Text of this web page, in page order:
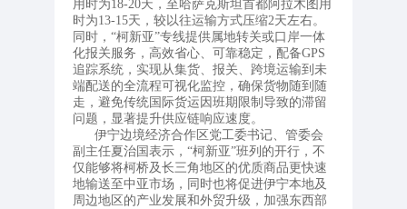
用时为18-20天，至哈萨克斯坦首都阿拉木图用
时为13-15天，较以往运输方式压缩2天左右。
同时，“柯新亚”专线提供属地转关或口岸一体
化报关服务，高效省心、可靠稳定，配备GPS
追踪系统，实现从集货、报关、跨境运输到未
端配送的全流程可视化监控，确保货物随到随
走，避免传统国际货运因班期限制导致的滞留
问题，显著提升供应链响应速度。
伊宁边境经济合作区党工委书记、管委会
副主任夏治国表示，“柯新亚”班列的开行，不
仅能够将柯桥及长三角地区的优质商品更快速
地输送至中亚市场，同时也将促进伊宁本地及
周边地区的产业发展和外贸升级，加强东西部